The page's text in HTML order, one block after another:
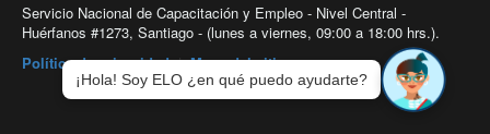
Servicio Nacional de Capacitación y Empleo - Nivel Central -
Huérfanos #1273, Santiago - (lunes a viernes, 09:00 a 18:00 hrs.).
Política de privacidad|Mapa del sitio
¡Hola! Soy ELO ¿en qué puedo ayudarte?